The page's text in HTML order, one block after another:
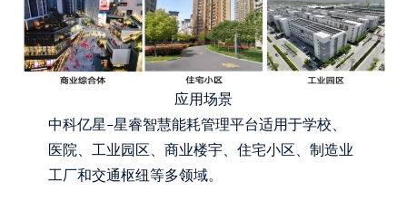
应用场景
中科亿星-星睿智慧能耗管理平台适用于学校、
医院、工业园区、商业楼宇、住宅小区、制造业
工厂和交通枢纽等多领域。